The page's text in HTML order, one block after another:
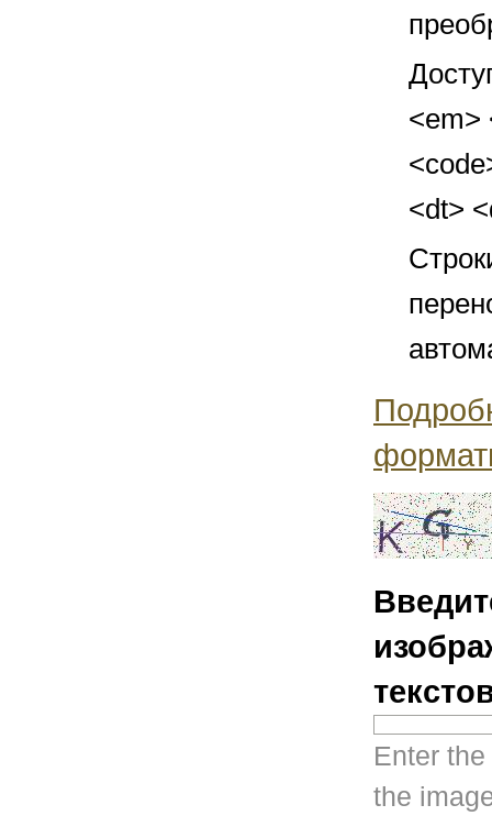
<em>
<dt>
Enter
the